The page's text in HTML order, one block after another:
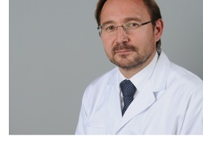
Curriculum Vitae
Fachpublikationen